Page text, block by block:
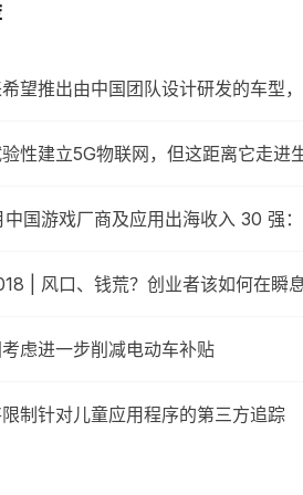
望推出由中国团队设计研发的车型
性建立5G物联网，但这距离它走进
国游戏厂商及应用出海收入 30 强
| 风口、钱荒？创业者该如何在瞬
虑进一步削减电动车补贴
制针对儿童应用程序的第三方追踪